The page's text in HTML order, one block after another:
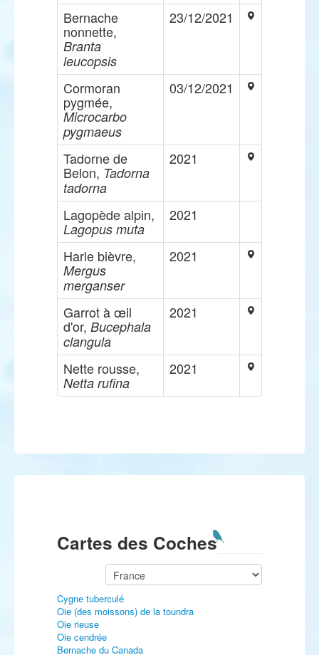
Bernache
nonnette,
Branta
leucopsis
23/12/2021
Cormoran
pygmée,
Microcarbo
pygmaeus
03/12/2021
Tadorne de
Belon, Tadorna
tadorna
2021
Lagopède alpin,
Lagopus muta
2021
Harle bièvre,
Mergus
merganser
2021
Garrot à œil
d'or, Bucephala
clangula
2021
Nette rousse,
Netta rufina
2021
Cartes des Coches
Cygne tuberculé
Oie (des moissons) de la toundra
Oie rieuse
Oie cendrée
Bernache du Canada